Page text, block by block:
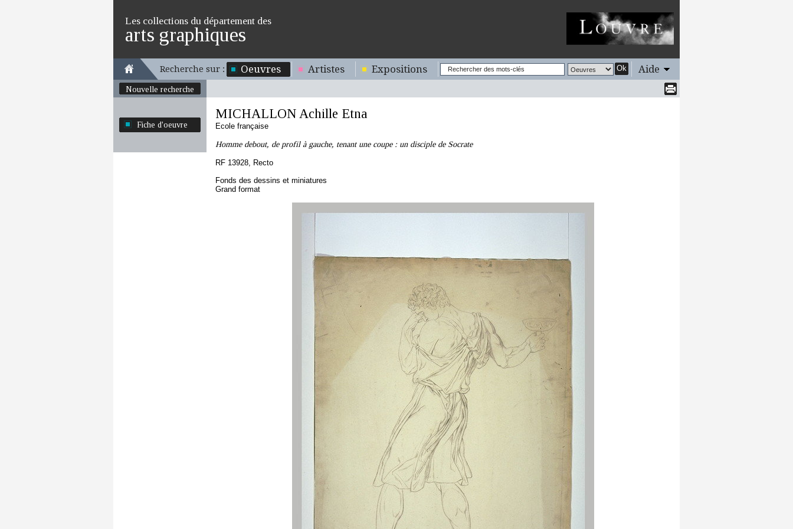
Les collections du département des
arts graphiques
Recherche sur : Oeuvres Artistes Expositions Ok Aide
Nouvelle recherche
Fiche d'oeuvre
MICHALLON Achille Etna
Ecole française
Homme debout, de profil à gauche, tenant une coupe : un disciple de Socrate
RF 13928, Recto
Fonds des dessins et miniatures
Grand format